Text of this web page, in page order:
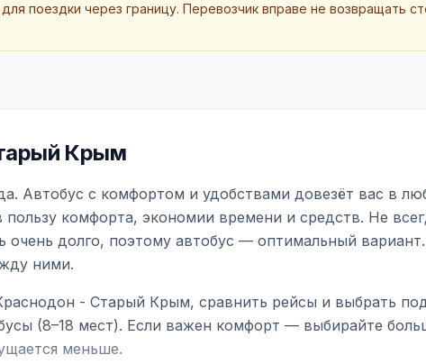
поездки через границу. Перевозчик вправе не возвращать
Крым
Автобус с комфортом и удобствами довезёт вас в
комфорта, экономии времени и средств. Не
долго, поэтому автобус — оптимальный
ними.
- Старый Крым, сравнить рейсы и выбрать
(8–18 мест). Если важен комфорт — выбирайте
меньше.